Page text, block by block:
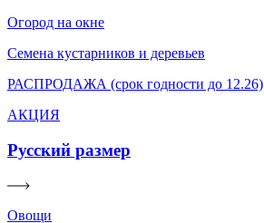
Огород на окне
Семена кустарников и деревьев
РАСПРОДАЖА (срок годности до 12.26)
АКЦИЯ
Русский размер
Овощи